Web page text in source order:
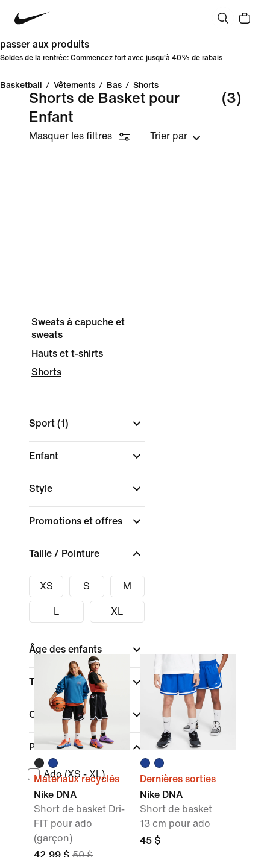
passer aux produits
Soldes de la rentrée: Commencez fort avec jusqu'à 40% de rabais
Basketball / Vêtements / Bas / Shorts
Shorts de Basket pour
Enfant
(3)
Masquer les filtres Trier par
Sweats à capuche et
sweats
Hauts et t-shirts
Shorts
Sport (1)
Enfant
Style
Promotions et offres
Taille / Pointure
XS S M
L XL
Âge des enfants
Technologie
Couleur
Pointures/Tailles
Ado (XS - XL)
Matériaux recyclés
Nike DNA
Short de basket Dri-
FIT pour ado
(garçon)
42,99 $ 50 $
Dernières sorties
Nike DNA
Short de basket
13 cm pour ado
45 $